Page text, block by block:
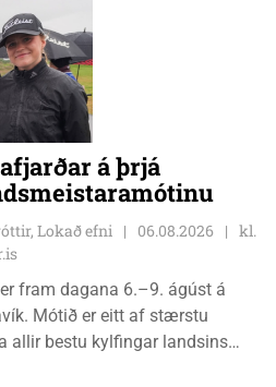
á þrjá
Lokað efni 06.08.2026
kl.
fram dagana 6.–9. ágúst á
Mótið er eitt af stærstu
allir bestu kylfingar landsins
Golfklúbbur Skagafjarðar